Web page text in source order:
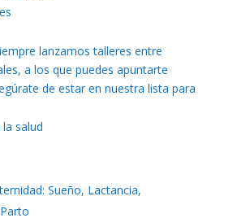
lanzamos talleres entre
a los que puedes apuntarte
de estar en nuestra lista para
salud
Sueño, Lactancia,